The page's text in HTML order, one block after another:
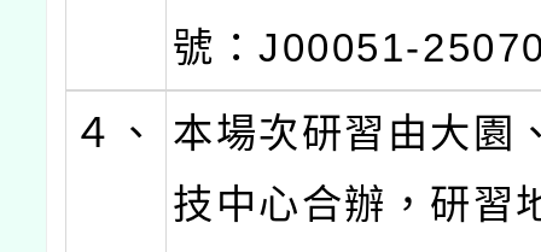
號：J00051-
４、
本場次研習由大園
技中心合辦，研習